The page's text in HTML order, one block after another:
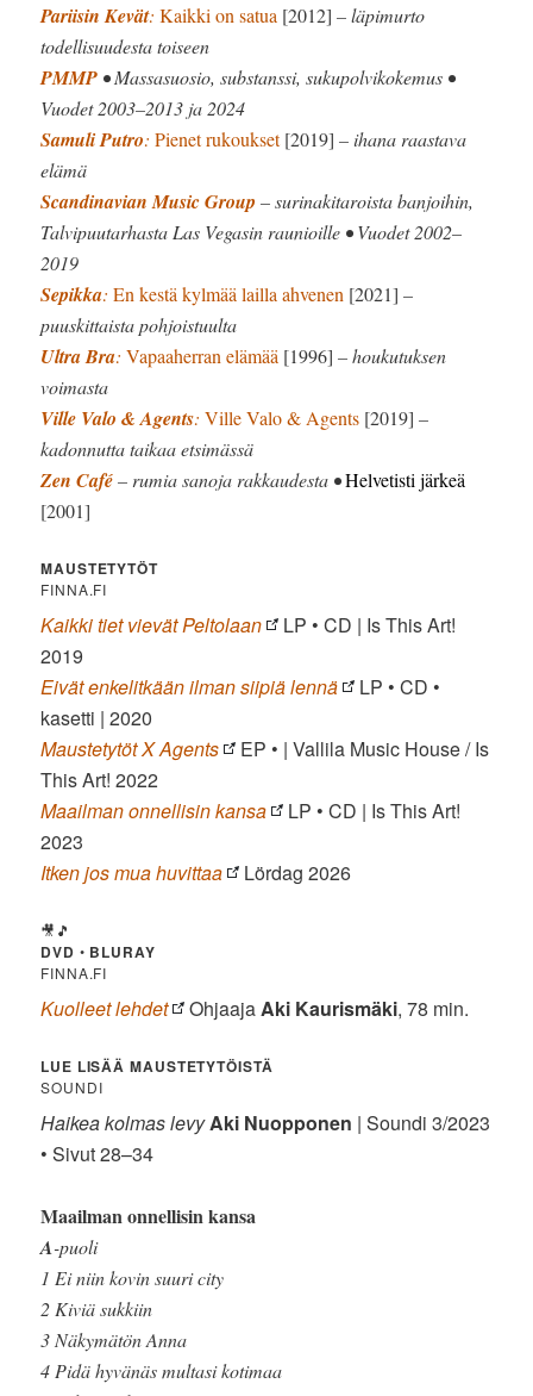
Pariisin Kevät:Kaikki on satua [2012] – läpimurto
todellisuudesta toiseen
PMMP • Massasuosio, substanssi, sukupolvikokemus •
Vuodet 2003–2013 ja 2024
Samuli Putro:Pienet rukoukset[2019] – ihana raastava
elämä
Scandinavian Music Group – surinakitaroista banjoihin,
Talvipuutarhasta Las Vegasin raunioille • Vuodet 2002–
2019
Sepikka:En kestä kylmää lailla ahvenen [2021] –
puuskittaista pohjoistuulta
Ultra Bra:Vapaaherran elämää [1996] – houkutuksen
voimasta
Ville Valo & Agents:Ville Valo & Agents [2019] –
kadonnutta taikaa etsimässä
Zen Café– rumia sanoja rakkaudesta •Helvetisti järkeä
[2001]
MAUSTETYTÖT
FINNA.FI
Kaikki tiet vievät Peltolaan
LP • CD | Is This Art!
2019
Eivät enkelitkään ilman siipiä lennä
LP • CD •
kasetti | 2020
Maustetytöt X Agents
EP • | Vallila Music House / Is
This Art! 2022
Maailman onnellisin kansa
LP • CD | Is This Art!
2023
Itken jos mua huvittaa
Lördag 2026
🎥🎵
DVD • BLURAY
FINNA.FI
Kuolleet lehdet Ohjaaja Aki Kaurismäki, 78 min.
LUE LISÄÄ MAUSTETYTÖISTÄ
SOUNDI
Haikea kolmas levy Aki Nuopponen | Soundi 3/2023
• Sivut 28–34
Maailman onnellisin kansa
A-puoli
1 Ei niin kovin suuri city
2 Kiviä sukkiin
3 Näkymätön Anna
4 Pidä hyvänäs multasi kotimaa